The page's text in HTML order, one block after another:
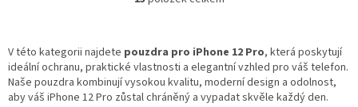
O
á
d
a
c
V této kategorii najdete pouzdra pro iPhone 12 Pro, která poskytují
ideální ochranu, praktické vlastnosti a elegantní vzhled pro váš telefon.
Naše pouzdra kombinují vysokou kvalitu, moderní design a odolnost,
aby váš iPhone 12 Pro zůstal chráněný a vypadat skvěle každý den.